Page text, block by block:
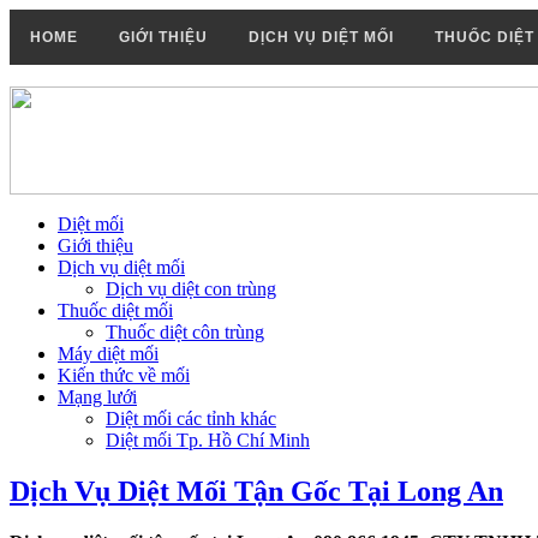
HOME GIỚI THIỆU DỊCH VỤ DIỆT MỐI THUỐC DIỆT
Diệt mối
Giới thiệu
Dịch vụ diệt mối
Dịch vụ diệt con trùng
Thuốc diệt mối
Thuốc diệt côn trùng
Máy diệt mối
Kiến thức về mối
Mạng lưới
Diệt mối các tỉnh khác
Diệt mối Tp. Hồ Chí Minh
Dịch Vụ Diệt Mối Tận Gốc Tại Long An